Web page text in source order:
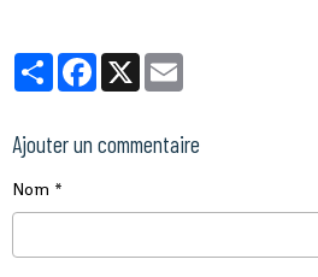
PartagerFacebook
X
Ajouter un commentaire
Nom